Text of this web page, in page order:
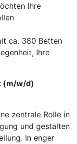
Ihre
ca. 380 Betten
Ihre
(m/w/d)
zentrale Rolle in
und gestalten
In enger